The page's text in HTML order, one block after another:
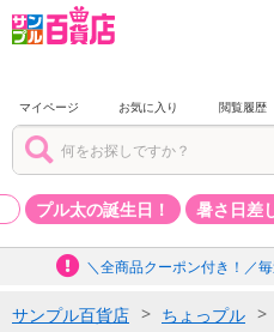
マイページ お気に入り 閲覧履歴
プル太の誕生日！ 暑さ日差
＼全商品クーポン付き！／
サンプル百貨店 ちょっプル